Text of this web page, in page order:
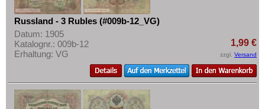
Russland - 3 Rubles (#009b-12_VG)
Datum: 1905
Katalognr.: 009b-12
Erhaltung: VG
1,99 €
zzgl. Versand